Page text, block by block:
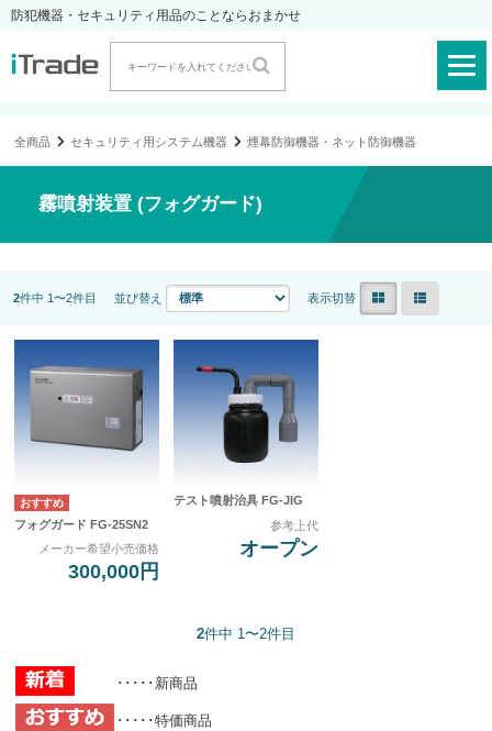
防犯機器・セキュリティ用品のことならおまかせ
全商品 セキュリティ用システム機器 煙幕防御機器・ネット防御機器
霧噴射装置 (フォグガード)
2件中 1〜2件目 並び替え 表示切替
フォグガード FG-25SN2
メーカー希望小売価格
300,000円
テスト噴射治具 FG-JIG
参考上代
オープン
2件中 1〜2件目
･････新商品
･････特価商品